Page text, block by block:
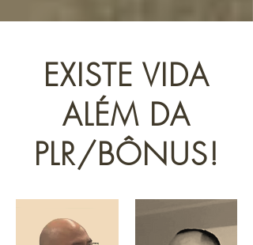
EXISTE VIDA
ALÉM DA
PLR/BÔNUS!